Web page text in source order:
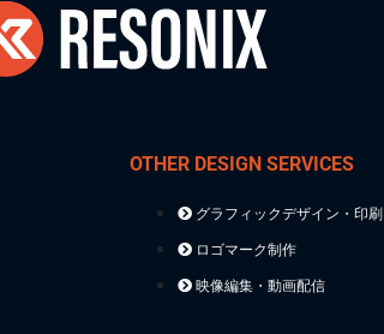
OTHER DESIGN SERVICES
グラフィックデザイン・印刷
ロゴマーク制作
映像編集・動画配信